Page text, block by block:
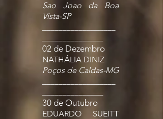
Sao Joao da Boa
Vista-SP
02 de Dezembro
NATHÁLIA DINIZ
Poços de Caldas-MG
30 de Outubro
EDUARDO SUEITT